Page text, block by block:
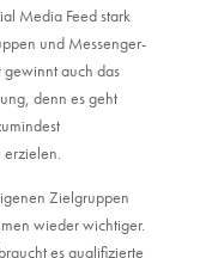
Media Feed stark
und Messenger-
gewinnt auch das
denn es geht
erzielen.
Zielgruppen
wieder wichtiger.
es qualifizierte